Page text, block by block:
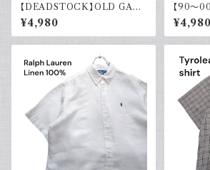
【DEADSTOCK】OLD GAP
オールドギャップ コットンリネン
シャツ 半袖 タグ付き 00s 古着
¥4,980
【90～
キューバ
半袖シャ
ープンカ
¥4,980